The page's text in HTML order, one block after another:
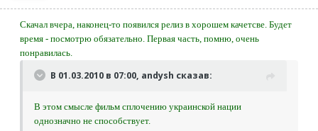
Скачал вчера, наконец-то появился релиз в хорошем качетсве. Будет
время - посмотрю обязательно. Первая часть, помню, очень
понравилась.
В 01.03.2010 в 07:00, andysh сказав:
В этом смысле фильм сплочению украинской нации
однозначно не способствует.